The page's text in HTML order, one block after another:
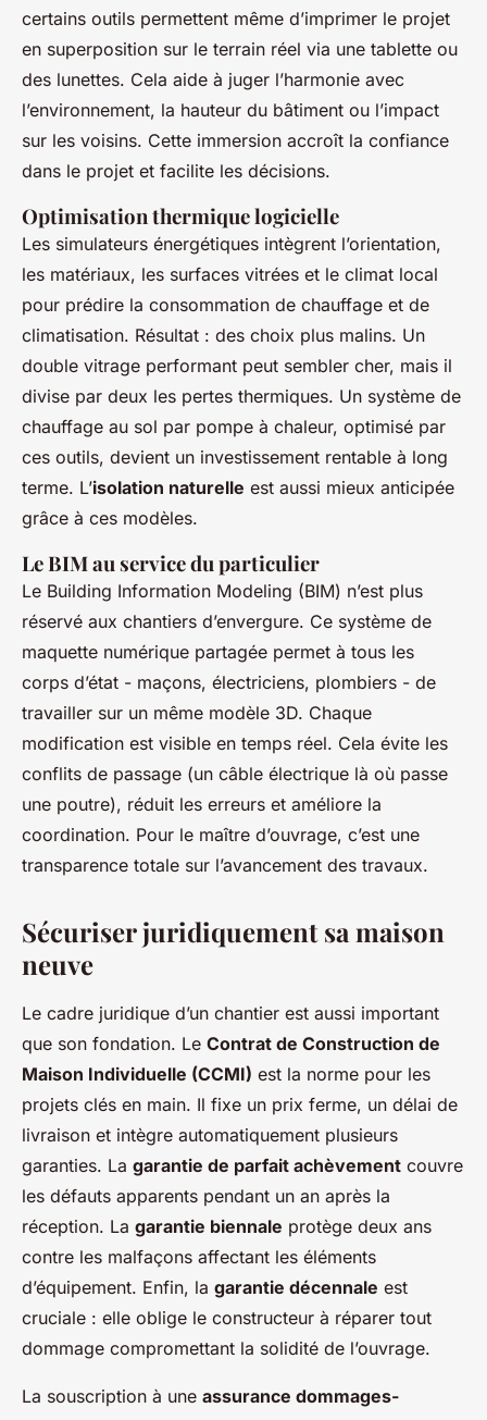
certains outils permettent même d’imprimer le projet
en superposition sur le terrain réel via une tablette ou
des lunettes. Cela aide à juger l’harmonie avec
l’environnement, la hauteur du bâtiment ou l’impact
sur les voisins. Cette immersion accroît la confiance
dans le projet et facilite les décisions.
Optimisation thermique logicielle
Les simulateurs énergétiques intègrent l’orientation,
les matériaux, les surfaces vitrées et le climat local
pour prédire la consommation de chauffage et de
climatisation. Résultat : des choix plus malins. Un
double vitrage performant peut sembler cher, mais il
divise par deux les pertes thermiques. Un système de
chauffage au sol par pompe à chaleur, optimisé par
ces outils, devient un investissement rentable à long
terme. L’isolation naturelle est aussi mieux anticipée
grâce à ces modèles.
Le BIM au service du particulier
Le Building Information Modeling (BIM) n’est plus
réservé aux chantiers d’envergure. Ce système de
maquette numérique partagée permet à tous les
corps d’état - maçons, électriciens, plombiers - de
travailler sur un même modèle 3D. Chaque
modification est visible en temps réel. Cela évite les
conflits de passage (un câble électrique là où passe
une poutre), réduit les erreurs et améliore la
coordination. Pour le maître d’ouvrage, c’est une
transparence totale sur l’avancement des travaux.
Sécuriser juridiquement sa maison
neuve
Le cadre juridique d’un chantier est aussi important
que son fondation. Le Contrat de Construction de
Maison Individuelle (CCMI) est la norme pour les
projets clés en main. Il fixe un prix ferme, un délai de
livraison et intègre automatiquement plusieurs
garanties. La garantie de parfait achèvement couvre
les défauts apparents pendant un an après la
réception. La garantie biennale protège deux ans
contre les malfaçons affectant les éléments
d’équipement. Enfin, la garantie décennale est
cruciale : elle oblige le constructeur à réparer tout
dommage compromettant la solidité de l’ouvrage.
La souscription à une assurance dommages-